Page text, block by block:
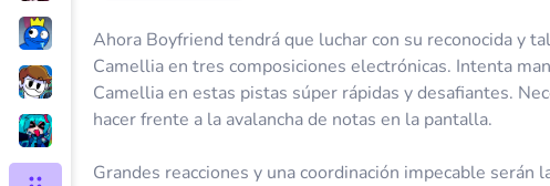
Ahora Boyfriend tendrá que luchar con su reconocida y
Camellia en tres composiciones electrónicas. Intenta
Camellia en estas pistas súper rápidas y desafiantes.
hacer frente a la avalancha de notas en la pantalla.
Grandes reacciones y una coordinación impecable serán